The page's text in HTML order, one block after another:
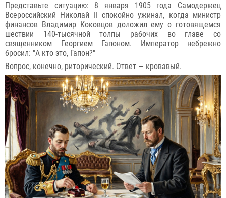
Представьте ситуацию: 8 января 1905 года Самодержец
Всероссийский Николай II спокойно ужинал, когда министр
финансов Владимир Коковцов доложил ему о готовящемся
шествии 140-тысячной толпы рабочих во главе со
священником Георгием Гапоном. Император небрежно
бросил: "А кто это, Гапон?"
Вопрос, конечно, риторический. Ответ — кровавый.